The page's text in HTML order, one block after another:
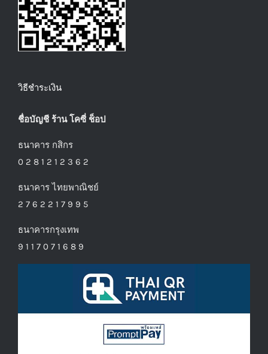
วิธีชำระเงิน
ชื่อบัญชี ร้าน โคซี่ ช็อป
ธนาคาร กสิกร
0 2 8 1 2 1 2 3 6 2
ธนาคาร ไทยพาณิชย์
2 7 6 2 2 1 7 9 9 5
ธนาคารกรุงเทพ
9 1 1 7 0 7 1 6 8 9